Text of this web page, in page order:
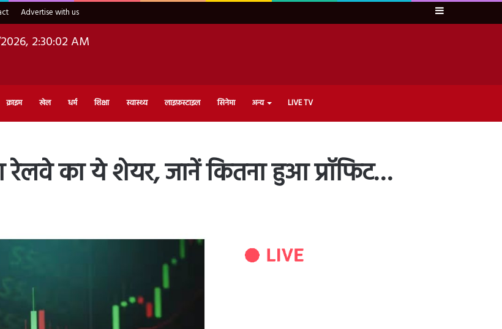
Advertise with us Sidebar
2:30:03 AM
क्राइम खेल धर्म शिक्षा स्वास्थ्य लाइफ़स्टाइल सिनेमा अन्य LIVE TV
का ये शेयर, जानें कितना हुआ प्रॉफिट…